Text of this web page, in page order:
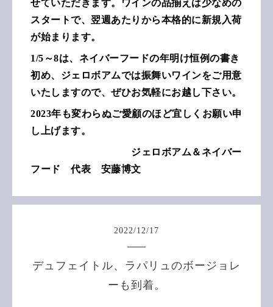
せていただきます。ワインの品揃えは少なめの
スタートで、翌週あたりから本格的に新規入荷
が始まります。
1/5～8は、ネイバーフードの年明け恒例の書き
初め、ジェロボアムでは振舞いワインをご用意
いたしますので、ぜひお気軽にお越し下さい。
2023年も変わらぬご愛顧のほど宜しくお願い申
し上げます。
ジェロボアム＆ネイバー
フード 代表 安藤博文
2022/12/17
デュフェイトル、ラパリュのボージョレ
ーも到着。